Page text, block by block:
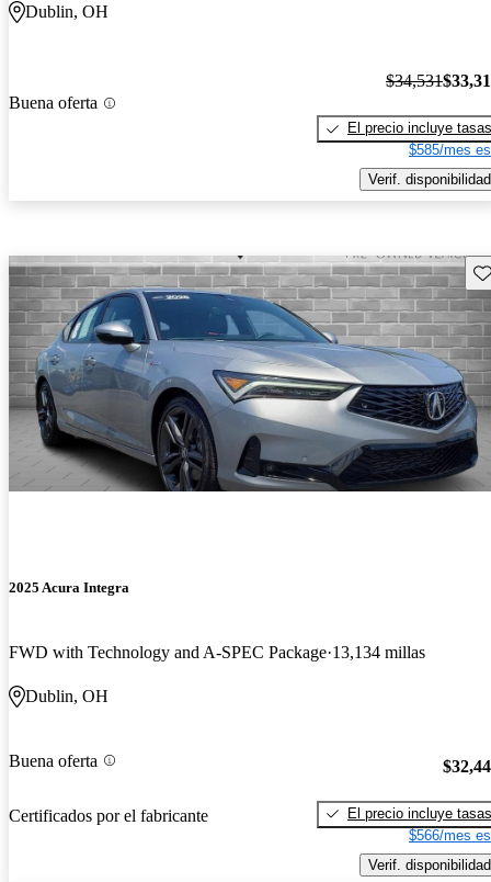
Dublin, OH
Buena oferta
$34,531
El precio incluye tasas
$585/mes
Verif. disponibilidad
2025 Acura Integra
FWD with Technology and A-SPEC Package 13,134 millas
Dublin, OH
Buena oferta
Certificados por el fabricante
El precio incluye tasas
$566/mes
Verif. disponibilidad